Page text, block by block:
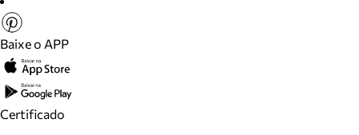
Baixe o APP
Certificado